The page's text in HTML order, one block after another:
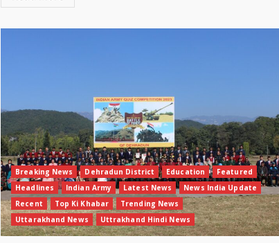
Breaking News Dehradun District Education
Featured
Headlines
Indian Army Latest News
News India Update
Recent
Top Ki Khabar
Trending News
Uttarakhand News
Uttrakhand Hindi News